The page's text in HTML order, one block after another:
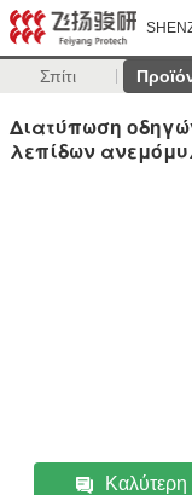
Σπίτι
Διατύπωση
λεπίδων
Καλύτερη